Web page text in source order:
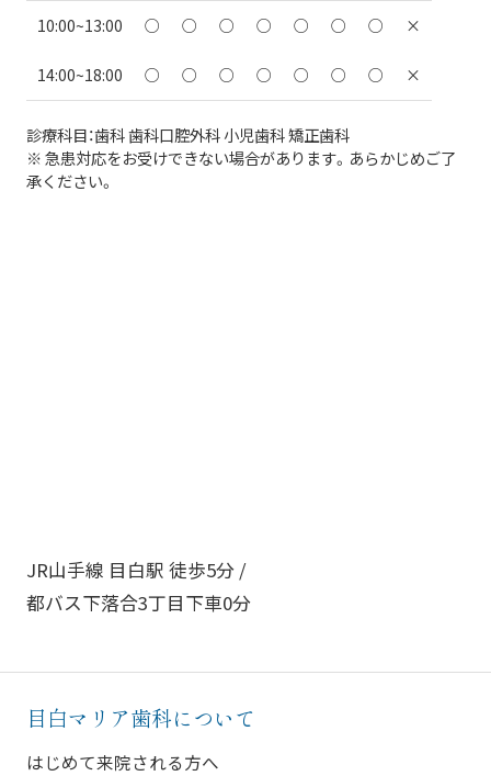
10:00~13:00 ○ ○ ○ ○ ○ ○ ○ ×
14:00~18:00 ○ ○ ○ ○ ○ ○ ○ ×
診療科目：歯科 歯科口腔外科 小児歯科 矯正歯科
※ 急患対応をお受けできない場合があります。あらかじめご了
承ください。
JR山手線 目白駅 徒歩5分 /
都バス下落合3丁目下車0分
目白マリア歯科について
はじめて来院される方へ